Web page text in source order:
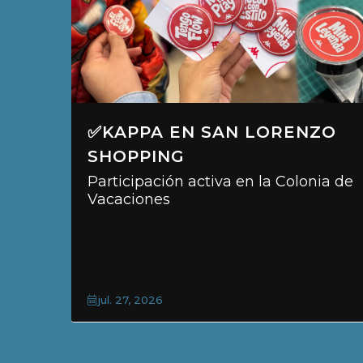
✅KAPPA EN SAN LORENZO
SHOPPING
Participación activa en la Colonia de
Vacaciones
jul. 27, 2026